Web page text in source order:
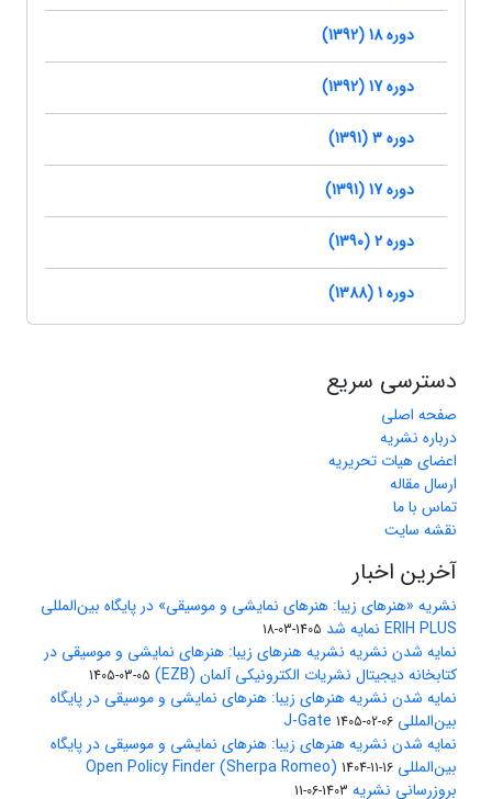
دوره 18 (1392)
دوره 17 (1392)
دوره 3 (1391)
دوره 17 (1391)
دوره 2 (1390)
دوره 1 (1388)
دسترسی سریع
صفحه اصلی
درباره نشریه
اعضای هیات تحریریه
ارسال مقاله
تماس با ما
نقشه سایت
آخرین اخبار
نشریه «هنرهای زیبا: هنرهای نمایشی و موسیقی» در پایگاه بین‌المللی
ERIH PLUS نمایه شد
1405-03-18
نمایه شدن نشریه نشریه هنرهای زیبا: هنرهای نمایشی و موسیقی در
کتابخانه دیجیتال نشریات الکترونیکی آلمان (EZB)
1405-03-05
نمایه شدن نشریه هنرهای زیبا: هنرهای نمایشی و موسیقی در پایگاه
بین‌المللی J-Gate 1405-02-06
نمایه شدن نشریه هنرهای زیبا: هنرهای نمایشی و موسیقی در پایگاه
بین‌المللی Open Policy Finder (Sherpa Romeo) 1404-11-16
بروزرسانی نشریه 1403-06-11